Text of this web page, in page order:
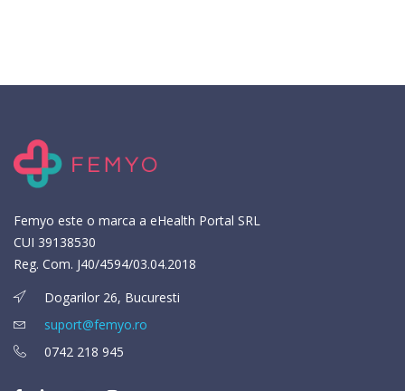
Femyo este o marca a eHealth Portal SRL
CUI 39138530
Reg. Com. J40/4594/03.04.2018
Dogarilor 26, Bucuresti
suport@femyo.ro
0742 218 945